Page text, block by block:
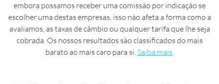
embora possamos receber uma comissão por indicação se
escolher uma destas empresas, isso não afeta a forma como a
avaliamos, as taxas de câmbio ou qualquer tarifa que lhe seja
cobrada. Os nossos resultados são classificados do mais
barato ao mais caro para si. Saiba mais.